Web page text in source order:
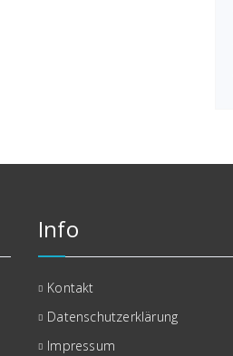
Info
Kontakt
Datenschutzerklärung
Impressum